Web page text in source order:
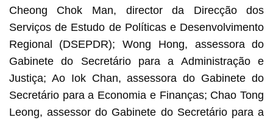
Cheong Chok Man, director da Direcção dos
Serviços de Estudo de Políticas e Desenvolvimento
Regional (DSEPDR); Wong Hong, assessora do
Gabinete do Secretário para a Administração e
Justiça; Ao Iok Chan, assessora do Gabinete do
Secretário para a Economia e Finanças; Chao Tong
Leong, assessor do Gabinete do Secretário para a